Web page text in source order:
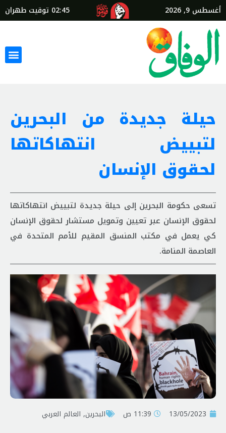
أغسطس 9, 2026 02:45 توقيت طهران
حيلة جديدة من البحرين
لتبييض انتهاكاتها
لحقوق الإنسان
تسعى حكومة البحرين إلى حيلة جديدة لتبييض انتهاكاتها
لحقوق الإنسان عبر تعيين وتمويل مستشار لحقوق الإنسان
كي يعمل في مكتب المنسق المقيم للأمم المتحدة في
العاصمة المنامة.
13/05/2023 11:39 ص البحرين, العالم العربي